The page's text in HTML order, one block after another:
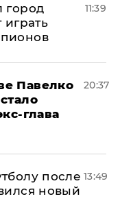
город
11:39
Павелко
глава
20:37
после
новый
13:49